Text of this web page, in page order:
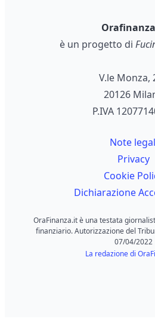
è un progetto di
V.le Monza,
20126
P.IVA
Note
Privacy
Cookie
Dichiarazione
OraFinanza.it è una testata
finanziario. Autorizzazione del
07/04/2022
La redazione di